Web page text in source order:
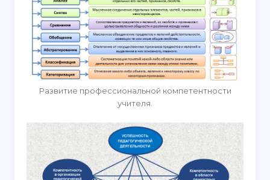
Развитие профессиональной компетентности
учителя.